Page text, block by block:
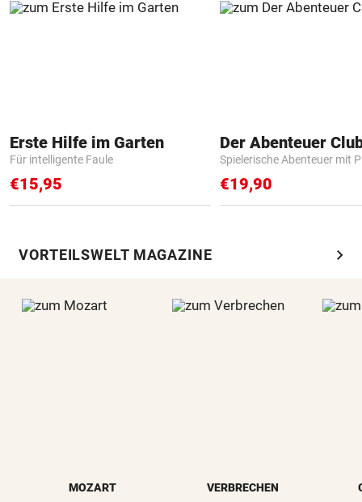
Erste Hilfe im Garten
Für intelligente Faule
€15,95
Der Abenteuer
Spielerische Abenteuer mit
€19,90
VORTEILSWELT MAGAZINE chevron_right
MOZART VERBRECHEN